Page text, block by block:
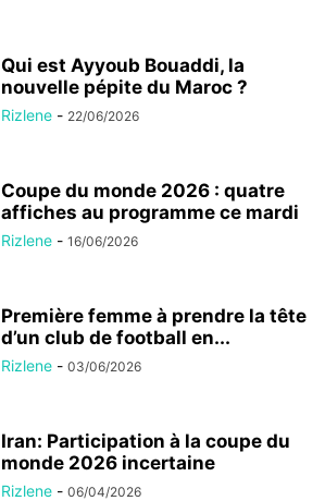
Qui est Ayyoub Bouaddi, la
nouvelle pépite du Maroc ?
Rizlene - 22/06/2026
Coupe du monde 2026 : quatre
affiches au programme ce mardi
Rizlene - 16/06/2026
Première femme à prendre la tête
d’un club de football en...
Rizlene - 03/06/2026
Iran: Participation à la coupe du
monde 2026 incertaine
Rizlene - 06/04/2026